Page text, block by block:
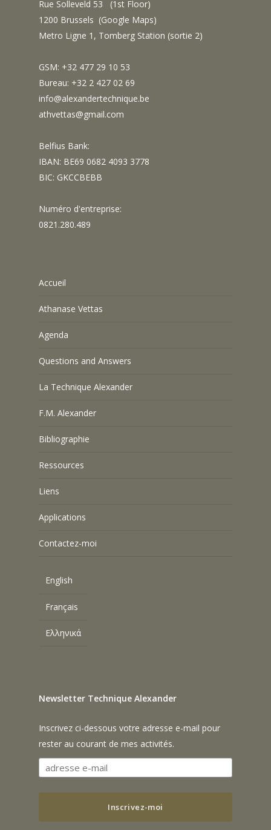
Rue Solleveld 53 (1st Floor)
1200 Brussels (Google Maps)
Metro Ligne 1, Tomberg Station (sortie 2)
GSM: +32 477 29 10 53
Bureau: +32 2 427 02 69
info@alexandertechnique.be
athvettas@gmail.com
Belfius Bank:
IBAN: BE69 0682 4093 3778
BIC: GKCCBEBB
Numéro d'entreprise:
0821.280.489
Accueil
Athanase Vettas
Agenda
Questions and Answers
La Technique Alexander
F.M. Alexander
Bibliographie
Ressources
Liens
Applications
Contactez-moi
English
Français
Ελληνικά
Newsletter Technique Alexander
Inscrivez ci-dessous votre adresse e-mail pour
rester au courant de mes activités.